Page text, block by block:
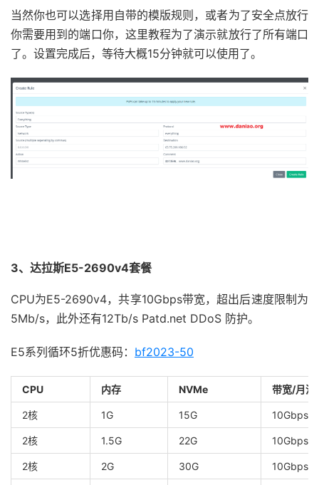
当然你也可以选择用自带的模版规则，或者为了安全点放行
你需要用到的端口你，这里教程为了演示就放行了所有端口
了。设置完成后，等待大概15分钟就可以使用了。
3、达拉斯E5-2690v4套餐
CPU为E5-2690v4，共享10Gbps带宽，超出后速度限制为
5Mb/s，此外还有12Tb/s Patd.net DDoS 防护。
E5系列循环5折优惠码： bf2023-50
CPU 内存 NVMe 带宽/月流
2核 1G 15G 10Gbps/
2核 1.5G 22G 10Gbps/
2核 2G 30G 10Gbps/